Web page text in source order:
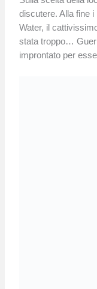
discutere. Alla fine
Water, il
stata troppo…
improntato per